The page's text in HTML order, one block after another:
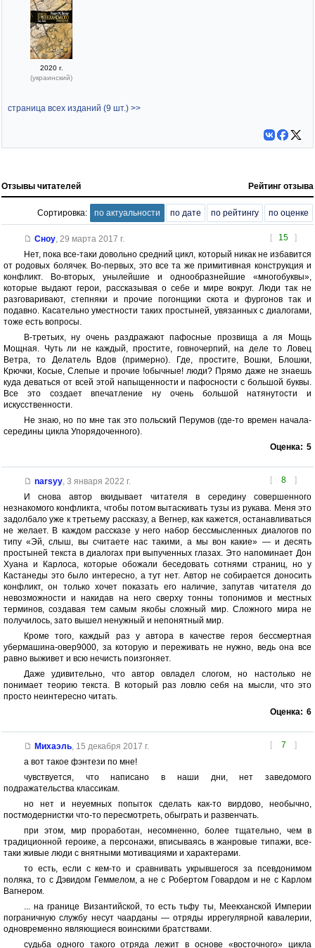
2020 г.
(украинский)
страница всех изданий (9 шт.) >>
Отзывы читателей Рейтинг отзыва
Сортировка: по актуальности по дате по рейтингу по оценке
[ 15 ]
Сноу, 29 марта 2017 г.
Нет, пока все-таки довольно средний цикл, который никак не избавится
от родовых болячек. Во-первых, это все та же примитивная конструкция и
конфликт. Во-вторых, унылейшие и однообразнейшие «многобуквы»,
которые выдают герои, рассказывая о себе и мире вокруг. Люди так не
разговаривают, степняки и прочие погонщики скота и фургонов так и
подавно. Касательно уместности таких простыней, увязанных с диалогами,
тоже есть вопросы.
В-третьих, ну очень раздражают пафосные прозвища а ля Мощь
Мощная. Чуть ли не каждый, простите, говночерпий, на деле то Ловец
Ветра, то Делатель Вдов (примерно). Где, простите, Вошки, Блошки,
Крючки, Косые, Слепые и прочие !обычные! люди? Прямо даже не знаешь
куда деваться от всей этой напыщенности и пафосности с большой буквы.
Все это создает впечатление ну очень большой натянутости и
искусственности.
Не знаю, но по мне так это польский Перумов (где-то времен начала-
середины цикла Упорядоченного).
Оценка: 5
[ 8 ]
narsyy, 3 января 2022 г.
И снова автор вкидывает читателя в середину совершенного
незнакомого конфликта, чтобы потом вытаскивать тузы из рукава. Меня это
задолбало уже к третьему рассказу, а Вегнер, как кажется, останавливаться
не желает. В каждом рассказе у него набор бессмысленных диалогов по
типу «Эй, слыш, вы считаете нас такими, а мы вон какие» — и десять
простыней текста в диалогах при выпученных глазах. Это напоминает Дон
Хуана и Карлоса, которые обожали беседовать сотнями страниц, но у
Кастанеды это было интересно, а тут нет. Автор не собирается доносить
конфликт, он только хочет показать его наличие, запутав читателя до
невозможности и накидав на него сверху тонны топонимов и местных
терминов, создавая тем самым якобы сложный мир. Сложного мира не
получилось, зато вышел ненужный и непонятный мир.
Кроме того, каждый раз у автора в качестве героя бессмертная
убермашина-овер9000, за которую и переживать не нужно, ведь она все
равно выживет и всю нечисть поизгоняет.
Даже удивительно, что автор овладел слогом, но настолько не
понимает теорию текста. В который раз ловлю себя на мысли, что это
просто неинтересно читать.
Оценка: 6
[ 7 ]
Михаэль, 15 декабря 2017 г.
а вот такое фэнтези по мне!
чувствуется, что написано в наши дни, нет заведомого
подражательства классикам.
но нет и неуемных попыток сделать как-то вирдово, необычно,
постмодернистки что-то пересмотреть, обыграть и развенчать.
при этом, мир проработан, несомненно, более тщательно, чем в
традиционной героике, а персонажи, вписываясь в жанровые типажи, все-
таки живые люди с внятными мотивациями и характерами.
то есть, если с кем-то и сравнивать укрывшегося за псевдонимом
поляка, то с Дэвидом Геммелом, а не с Робертом Говардом и не с Карлом
Вагнером.
... на границе Византийской, то есть тьфу ты, Меекханской Империи
пограничную службу несут чаарданы — отряды иррегулярной кавалерии,
одновременно являющиеся воинскими братствами.
судьба одного такого отряда лежит в основе «восточного» цикла